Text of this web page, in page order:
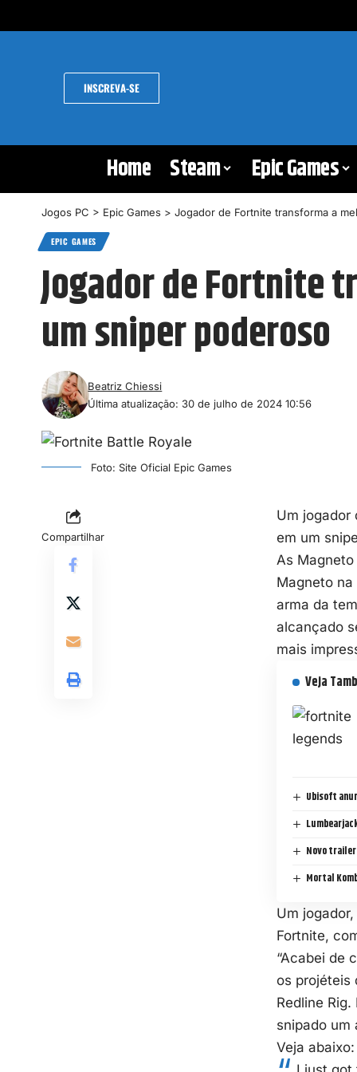
INSCREVA-SE
Home Steam Epic Games
Jogos PC > Epic Games > Jogador de Fortnite transforma a
EPIC GAMES
Jogador de Fortnite
um sniper poderoso
Última atualização: 30 de julho de 2024 10:56
Beatriz Chiessi
Foto: Site Oficial Epic Games
Compartilhar
Um jogador
em um
As
Magneto
arma da
alcançado
mais
Veja
Ubisoft
Novo trailer
Mortal
Um
Fortnite,
“Acabei de
os projéteis
Redline
snipado um
Veja abaixo: